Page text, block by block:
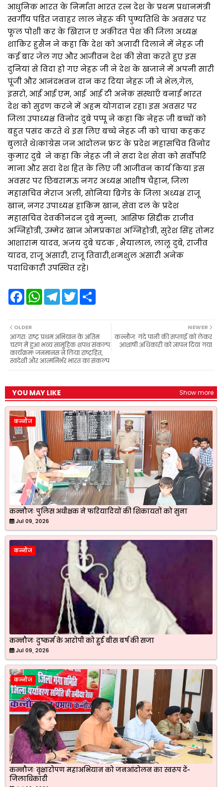
आधुनिक भारत के निर्माता भारत रत्न देश के प्रथम प्रधानमंत्री
स्वर्गीय पंडित जवाहर लाल नेहरू की पुण्यतिथि के अवसर पर
फूल पोशी कर के खिराज ए अक़ीदत पेश की जिला अध्यक्ष
शाक़िर हुसैन ने कहा कि देश को अज़ादी दिलाने में नेहरू जी
कई बार जेल गए और आजीवन देश की सेवा करते हुए इस
दुनियां से विदा हो गए नेहरू जी ने देश के खजाने में अपनी सारी
पूंजी और आनंदभवन दान कर दिया नेहरू जी ने भेल,गेल,
इसरो, आई आई एम, आई आई टी अनेक संस्थाएँ बनाई भारत
देश को सुद्रण करने में अहम योगदान रहा। इस अवसर पर
जिला उपाध्यक्ष विनोद दुबे पप्पू ने कहा कि नेहरू जी बच्चों को
बहुत पसंद करते थे इस लिए बच्चे नेहरू जी को चाचा कहकर
बुलाते थे।कांग्रेस जन आंदोलन फ्रंट के प्रदेश महासचिव विनोद
कुमार दुबे ने कहा कि नेहरू जी ने सदा देश सेवा को सर्वाेपरि
माना और सदा देश हित के लिए जी आजीवन कार्य किया इस
अवसर पर छिबरामऊ नगर अध्यक्ष आशीष चैहान, जिला
महासचिव मेराज अली, सोनिया ब्रिगेड के जिला अध्यक्ष राजू
खान, नगर उपाध्यक्ष हाकिम खान, सेवा दल के प्रदेश
महासचिव देवकीनंदन दुबे मुन्ना, आसिफ सिद्दीक़ राजीव
अग्निहोत्री, उम्मेद खान ओमप्रकाश अग्निहोत्री, सुरेश सिंह तोमर
आशाराम यादव, अजय दुबे चटक , भैयालाल, लालू दुबे, राजीव
यादव, राजू अंसारी, राजू तिवारी,शमशुल अंसारी अनेक
पदाधिकारी उपस्थित रहे।
F
a
b
o
o
k
W
A
p
p
T
e
r
a
m
T
w
e
r
NEWER
कन्नौज: गंदे पानी की सप्लाई को लेकर
आशाषी अधिकारी को ज्ञापन दिया गया
OLDER
आगराः राष्ट्र प्रथम अभियान के अंतिम
चरण में हुआ भव्य सामूहिक शपथ संकल्प
कार्यक्रम! जनमानस ने लिया राष्ट्रहित,
स्वदेशी और आत्मनिर्भर भारत का संकल्प
YOU MAY LIKE Show more
कन्नौज
कन्नौजः पुलिस अधीक्षक ने फरियादियों की शिकायतों को सुना
Jul 09, 2026
कन्नौज
कन्नौजः दुष्कर्म के आरोपी को हुई बीस बर्ष की सजा
Jul 09, 2026
कन्नौज
कन्नौजः वृक्षारोपण महाअभियान को जनआंदोलन का स्वरूप दें-
जिलाधिकारी